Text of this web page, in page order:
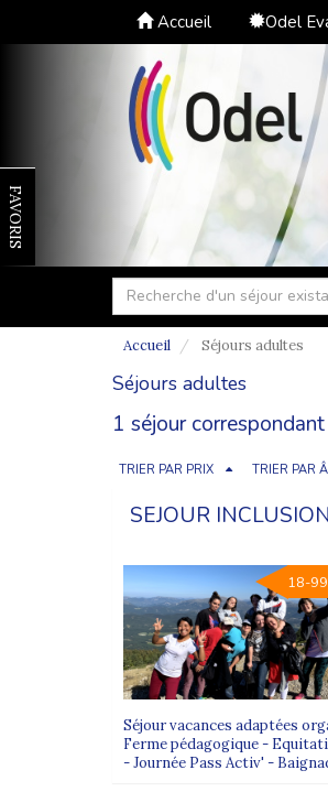
Accueil Odel
FAVORIS
Accueil Séjours adultes
Séjours adultes
1 séjour
TRIER PAR PRIX TRIER PAR
SEJOUR
18-
Séjour vacances adaptées
Ferme pédagogique -
- Journée Pass Activ' -